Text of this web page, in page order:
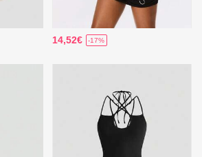
14,52€ -17%